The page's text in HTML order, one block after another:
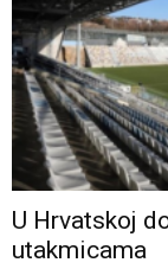
U Hrvatskoj
utakmicama